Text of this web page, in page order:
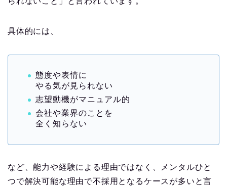
具体的には、
態度や表情に
やる気が見られない
志望動機がマニュアル的
会社や業界のことを
全く知らない
など、能力や経験による理由ではなく、メンタルひと
つで解決可能な理由で不採用となるケースが多いと言